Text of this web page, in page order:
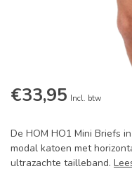
€33,95 Incl. btw
De HOM HO1 Mini Briefs
modal katoen met
ultrazachte tailleband.